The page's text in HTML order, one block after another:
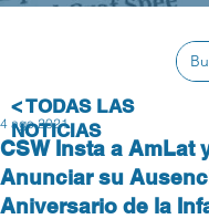
CSW Insta a AmLat
Anunciar su
Aniversario de la
4 ago 2021
< TODAS LAS
NOTICIAS